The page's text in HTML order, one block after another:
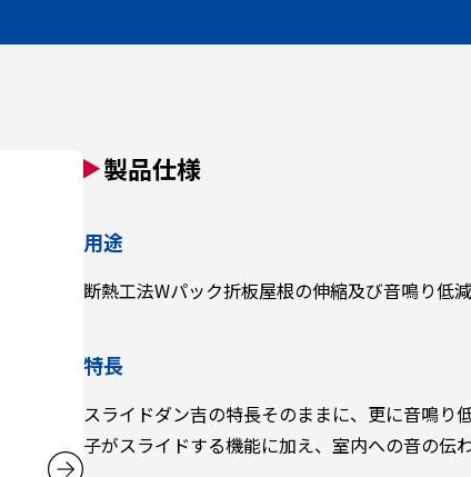
製品仕様
用途
断熱工法Wパック折板屋根の伸縮及び音鳴り低減
特長
スライドダン吉の特長そのままに、更に音鳴り
子がスライドする機能に加え、室内への音の伝